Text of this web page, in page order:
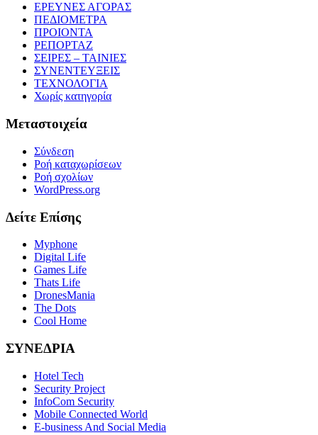
ΕΡΕΥΝΕΣ ΑΓΟΡΑΣ
ΠΕΔΙΟΜΕΤΡΑ
ΠΡΟΙΟΝΤΑ
ΡΕΠΟΡΤΑΖ
ΣΕΙΡΕΣ – ΤΑΙΝΙΕΣ
ΣΥΝΕΝΤΕΥΞΕΙΣ
ΤΕΧΝΟΛΟΓΙΑ
Χωρίς κατηγορία
Μεταστοιχεία
Σύνδεση
Ροή καταχωρίσεων
Ροή σχολίων
WordPress.org
Δείτε Επίσης
Myphone
Digital Life
Games Life
Thats Life
DronesMania
The Dots
Cool Home
ΣΥΝΕΔΡΙΑ
Hotel Tech
Security Project
InfoCom Security
Mobile Connected World
E-business And Social Media